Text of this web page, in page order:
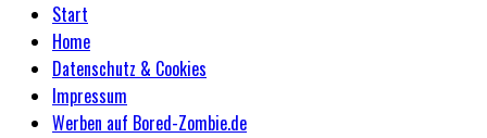
Start
Home
Datenschutz & Cookies
Impressum
Werben auf Bored-Zombie.de